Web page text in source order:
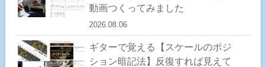
動画つくってみました
2026.08.06
ギターで覚える【スケールのポジ
ション暗記法】反復すれば見えて